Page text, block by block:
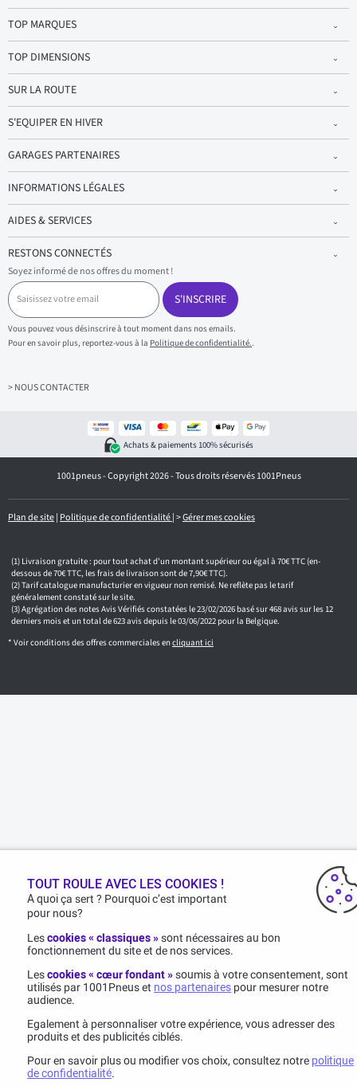
TOP MARQUES
TOP DIMENSIONS
SUR LA ROUTE
S'EQUIPER EN HIVER
GARAGES PARTENAIRES
INFORMATIONS LÉGALES
AIDES & SERVICES
RESTONS CONNECTÉS
Soyez informé de nos offres du moment !
S
a
i
s
i
s
z
i
l
S'INSCRIRE
Vous pouvez vous désinscrire à tout moment dans nos emails.
Pour en savoir plus, reportez-vous à la Politique de confidentialité..
> NOUS CONTACTER
Achats & paiements 100% sécurisés
1001pneus - Copyright 2026 - Tous droits réservés 1001Pneus
Plan de site| Politique de confidentialité|>Gérer mes cookies
Livraison gratuite : pour tout achat d'un montant supérieur ou égal à 70€ TTC (en-
dessous de 70€ TTC, les frais de livraison sont de 7,90€ TTC).
Tarif catalogue manufacturier en vigueur non remisé. Ne reflète pas le tarif
généralement constaté sur le site.
Agrégation des notes Avis Vérifiés constatées le 23/02/2026 basé sur 468 avis sur les 12
derniers mois et un total de 623 avis depuis le 03/06/2022 pour la Belgique.
* Voir conditions des offres commerciales encliquant ici
TOUT ROULE AVEC LES COOKIES !
A quoi ça sert ? Pourquoi c’est important
pour nous?
Lescookies « classiques »sont nécessaires au bon
fonctionnement du site et de nos services.
Lescookies « cœur fondant »soumis à votre consentement, sont
utilisés par 1001Pneus et nos partenaires pour mesurer notre
audience.
Egalement à personnaliser votre expérience, vous adresser des
produits et des publicités ciblés.
Pour en savoir plus ou modifier vos choix, consultez notre politique
de confidentialité.